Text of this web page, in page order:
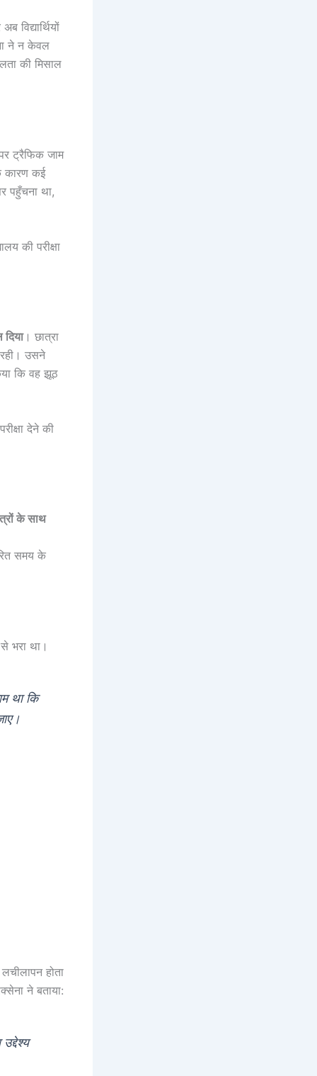
विद्यार्थियों
ने न केवल
की मिसाल
ट्रैफिक जाम
कारण कई
पहुँचना था,
की परीक्षा
। छात्रा
उसने
कि वह झूठ
देने की
के साथ
समय के
भरा था।
था कि
होता
ने बताया: